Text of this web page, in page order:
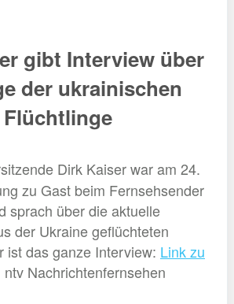
gibt Interview über
der ukrainischen
Flüchtlinge
Dirk Kaiser war am 24.
zu Gast beim Fernsehsender
sprach über die aktuelle
der Ukraine geflüchteten
ist das ganze Interview: Link zu
Nachrichtenfernsehen